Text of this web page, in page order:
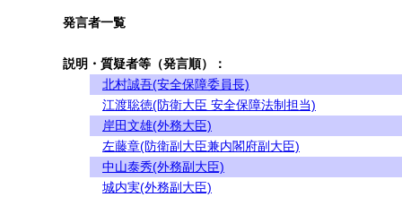
発言者一覧
説明・質疑者等（発言順）：
北村誠吾(安全保障委員長)
江渡聡徳(防衛大臣 安全保障法制担当)
岸田文雄(外務大臣)
左藤章(防衛副大臣兼内閣府副大臣)
中山泰秀(外務副大臣)
城内実(外務副大臣)